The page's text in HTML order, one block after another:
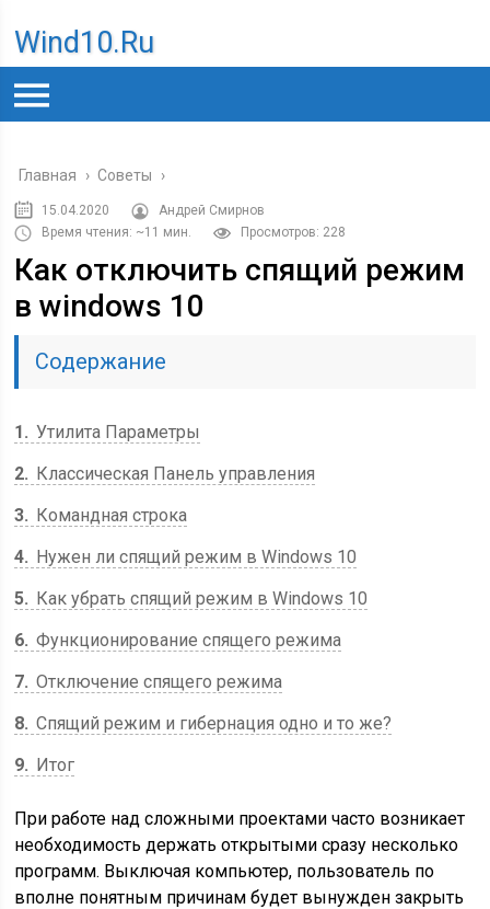
Wind10.ru
Главная › Советы ›
15.04.2020
Андрей Смирнов
Время чтения: ~11 мин.
Просмотров: 228
Как отключить спящий режим
в windows 10
Содержание
1
Утилита Параметры
2
Классическая Панель управления
3
Командная строка
4
Нужен ли спящий режим в Windows 10
5
Как убрать спящий режим в Windows 10
6 Функционирование спящего режима
7 Отключение спящего режима
8 Спящий режим и гибернация одно и то же?
9
Итог
При работе над сложными проектами часто возникает
необходимость держать открытыми сразу несколько
программ. Выключая компьютер, пользователь по
вполне понятным причинам будет вынужден закрыть